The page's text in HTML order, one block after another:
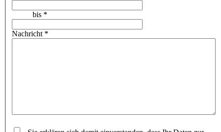
bis *
Nachricht *